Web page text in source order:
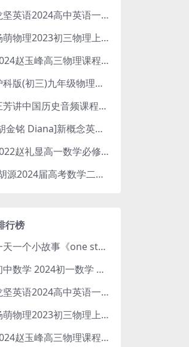
龙坚英语2024高中英语一轮系统班(全国卷+北京卷)
杨萌物理2023初三物理上秋季A+班(视频+讲义) 百度网盘分享
2024赵玉峰高三物理课程24年高考物理一轮复习网课教程
沪科版(初三)九年级物理全一册网课教学视频全集(录播版 杜春雨 66讲)
王芳讲中国历史音频课程全集(上下五千年)
[胡金铭 Diana]新概念英语第1册教学视频课程(全集 百度网盘下载)
2022赵礼显高一数学必修一课程视频资源(秋季班 含讲义)百度网盘云
胡源2024届高考数学二轮寒假春季精讲 百度网盘分享
行榜
一天一个小故事《one story a day》初中版 百度网盘分享下载
初中数学 2024初一数学 朱韬数学 S班春季下 A+班春季下 百度云网盘
龙坚英语2024高中英语一轮系统班(全国卷+北京卷)
杨萌物理2023初三物理上秋季A+班(视频+讲义) 百度网盘分享
2024赵玉峰高三物理课程24年高考物理一轮复习网课教程